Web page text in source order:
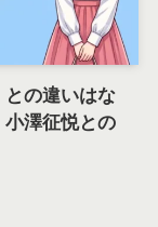
の違いはな
澤征悦との